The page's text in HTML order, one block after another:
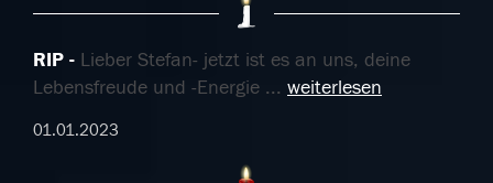
RIP
Lieber Stefan- jetzt ist es an uns, deine
Lebensfreude und -Energie ... weiterlesen
01.01.2023